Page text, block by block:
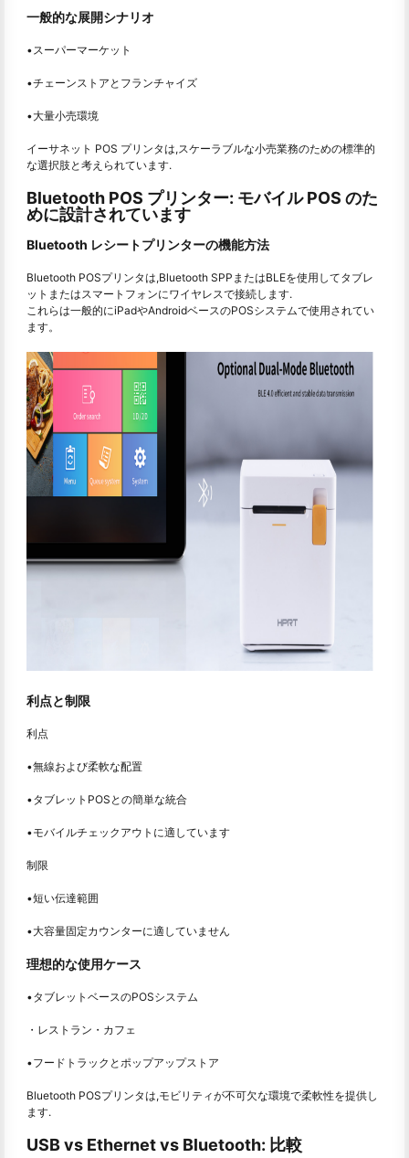
一般的な展開シナリオ
•スーパーマーケット
•チェーンストアとフランチャイズ
•大量小売環境
イーサネット POS プリンタは,スケーラブルな小売業務のための標準的
な選択肢と考えられています.
Bluetooth POS プリンター: モバイル POS のた
めに設計されています
Bluetooth レシートプリンターの機能方法
Bluetooth POSプリンタは,Bluetooth SPPまたはBLEを使用してタブレ
ットまたはスマートフォンにワイヤレスで接続します.
これらは一般的にiPadやAndroidベースのPOSシステムで使用されてい
ます。
利点と制限
利点
•無線および柔軟な配置
•タブレットPOSとの簡単な統合
•モバイルチェックアウトに適しています
制限
•短い伝達範囲
•大容量固定カウンターに適していません
理想的な使用ケース
•タブレットベースのPOSシステム
・レストラン・カフェ
•フードトラックとポップアップストア
Bluetooth POSプリンタは,モビリティが不可欠な環境で柔軟性を提供し
ます.
USB vs Ethernet vs Bluetooth: 比較